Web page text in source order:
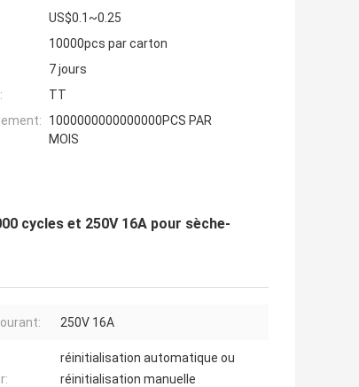
US$0.1~0.25
10000pcs par carton
7 jours
TT
1000000000000000PCS PAR
MOIS
cycles et 250V 16A pour sèche-
250V 16A
réinitialisation automatique ou
réinitialisation manuelle